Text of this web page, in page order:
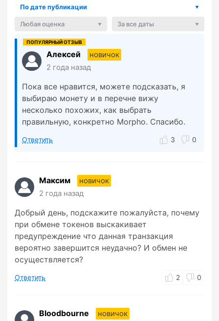
По дате публикации
Любая оценка За все даты
Алексей
новичок
2 года назад
Пока все нравится, можете подсказать, я
выбираю монету и в перечне вижу
несколько похожих, как выбрать
правильную, конкретно Morpho. Спасибо.
Ответить 3 0
Максим
новичок
2 года назад
Добрый день, подскажите пожалуйста, почему
при обмене токенов выскакивает
предупреждение что данная транзакция
вероятно завершится неудачно? И обмен не
осуществляется?
Ответить 2 0
Bloodbourne
новичок